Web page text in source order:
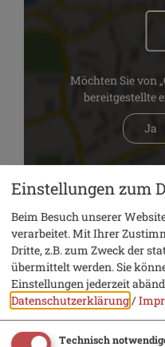
Möchten Sie von
bereitgestellte
Ja
Historische
Hauptstraße
92339 Beilngries
Kontakt
Einstellungen zum
Beim Besuch unserer
verarbeitet. Mit Ihrer
Dritte, z.B. zum Zweck der
übermittelt werden. Sie
Einstellungen jederzeit
Datenschutzerklärung/
Technisch